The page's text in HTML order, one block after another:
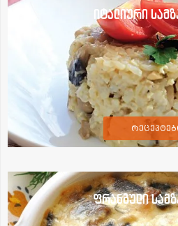
იტალიური
ფრანგული